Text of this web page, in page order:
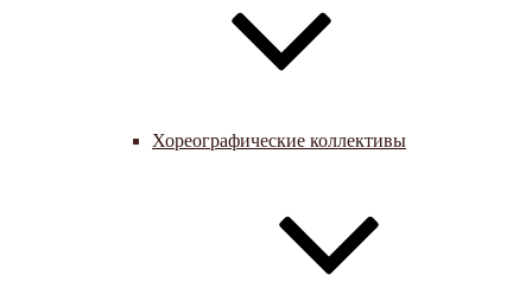
Хореографические коллективы